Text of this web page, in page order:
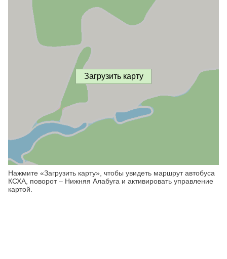
Загрузить карту
Нажмите «Загрузить карту», чтобы увидеть маршрут автобуса
КСХА, поворот – Нижняя Алабуга и активировать управление
картой.